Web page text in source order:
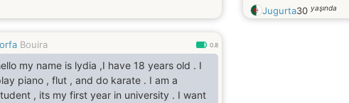
Jugurta30 yaşında
Bouira 0.8
my name is lydia ,I have 18 years old . I
piano , flut , and do karate . I am a
, its my first year in university . I want